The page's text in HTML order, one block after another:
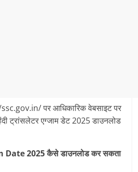
पर आधिकारिक वेबसाइट पर
ट्रांसलेटर एग्जाम डेट 2025 डाउनलोड
Date 2025 कैसे डाउनलोड कर सकता